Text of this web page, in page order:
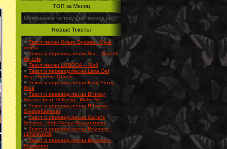
TOП за Месяц
Материалов за текущий период нет.
Новые Тексты
♥ Текст песни Ольга Бузова - Сука
весна
♥Текст и перевод песни Sia – Saved
My Life
♥Текст песни LOBODA – Мой
♥ Текст и перевод песни Lana Del
Rey - Serene Queen
♥ Текст и перевод песни Katy Perry -
Rise
♥ Текст и перевод песни Britney
Spears (feat. G-Eazy) - Make Me...
♥ Текст и перевод песни Rihanna -
Sledgehammer
♥Текст и перевод песни Carla’s
Dreams - Sub Pielea Mea #eroina
♥ Текст и перевод песни Beyonce -
LEMONADE
♥Текст и перевод песни Beyonce -
Formation